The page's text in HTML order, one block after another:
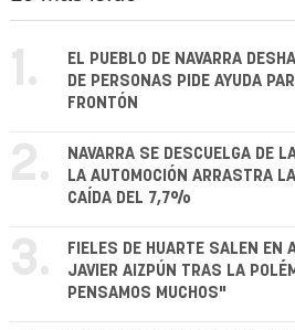
1.
EL PUEBLO DE NAVARRA
DE PERSONAS PIDE AYUDA
FRONTÓN
2.
NAVARRA SE DESCUELGA DE
LA AUTOMOCIÓN ARRASTRA
CAÍDA DEL 7,7%
3.
FIELES DE HUARTE SALEN EN
JAVIER AIZPÚN TRAS LA
PENSAMOS MUCHOS"